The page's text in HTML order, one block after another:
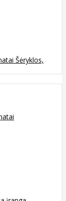
Šėryklos,